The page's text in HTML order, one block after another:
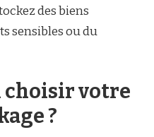
des biens
sensibles ou du
choisir votre
?